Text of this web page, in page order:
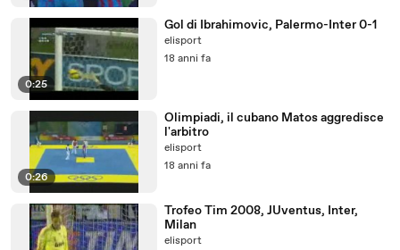
0:25
Gol di Ibrahimovic, Palermo-Inter 0-1
elisport
18 anni fa
0:26
Olimpiadi, il cubano Matos aggredisce
l'arbitro
elisport
18 anni fa
Trofeo Tim 2008, JUventus, Inter,
Milan
elisport